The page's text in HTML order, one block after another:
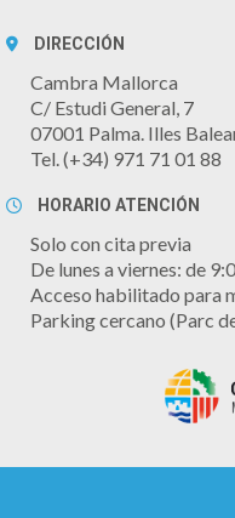
DIRECCIÓN
Cambra Mallorca
C/ Estudi General, 7
07001 Palma. Illes
Tel. (+34) 971 71 01 88
HORARIO ATENCIÓN
Solo con cita previa
De lunes a viernes: de
Acceso habilitado para
Parking cercano (Parc